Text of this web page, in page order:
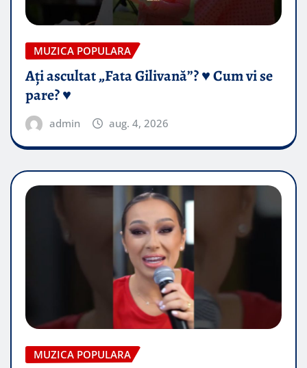
MUZICA POPULARA
Ați ascultat „Fata Gilivană”? ♥️ Cum vi se
pare? ♥️
admin aug. 4, 2026
MUZICA POPULARA